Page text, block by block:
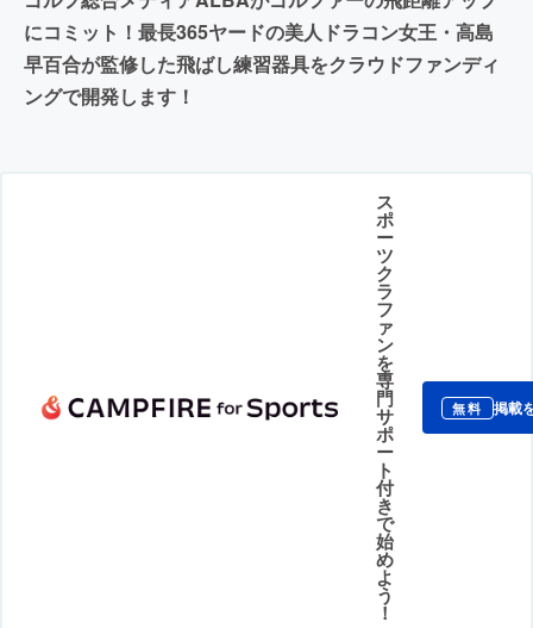
にコミット！最長365ヤードの美人ドラコン女王・高島
早百合が監修した飛ばし練習器具をクラウドファンディ
ングで開発します！
ス
ポ
ー
ツ
ク
ラ
フ
ァ
ン
を
専
門
サ
ポ
ー
ト
付
き
で
始
め
よ
う
！
無料 掲載